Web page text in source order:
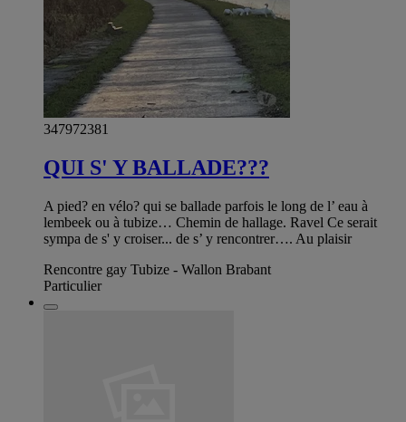
347972381
QUI S' Y BALLADE???
A pied? en vélo? qui se ballade parfois le long de l’ eau à
lembeek ou à tubize… Chemin de hallage. Ravel Ce serait
sympa de s' y croiser... de s’ y rencontrer…. Au plaisir
Rencontre gay Tubize - Wallon Brabant
Particulier